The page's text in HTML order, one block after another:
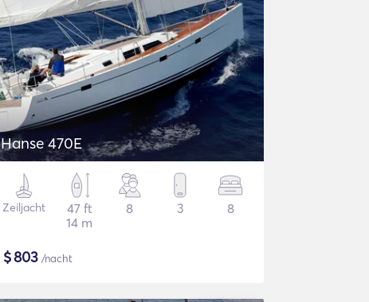
Hanse 470E
Zeiljacht
47 ft
14 m
8 3 8
$803 /nacht